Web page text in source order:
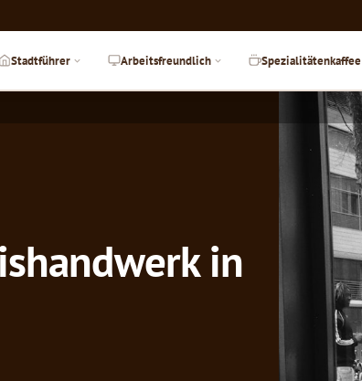
Stadtführer Arbeitsfreundlich Spezialitätenkaffee
in